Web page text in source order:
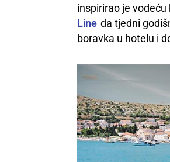
inspirirao je
Line da tjedni
boravka u hotelu i